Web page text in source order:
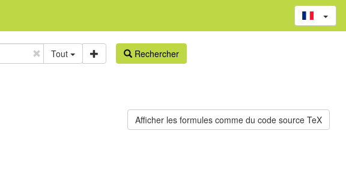
Tout
Rechercher